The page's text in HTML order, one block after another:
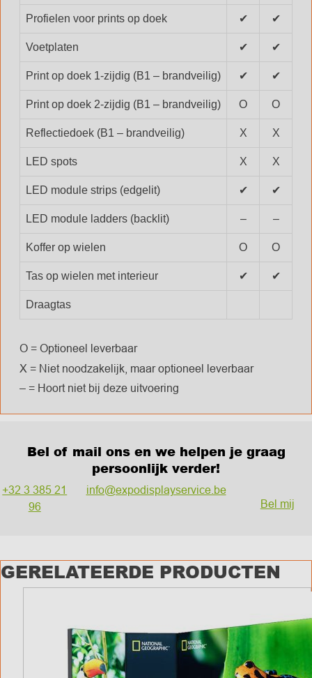
Profielen voor prints op doek ✔ ✔
Voetplaten ✔ ✔
Print op doek 1-zijdig (B1 – brandveilig) ✔ ✔
Print op doek 2-zijdig (B1 – brandveilig) O O
Reflectiedoek (B1 – brandveilig) X X
LED spots X X
LED module strips (edgelit) ✔ ✔
LED module ladders (backlit) – –
Koffer op wielen O O
Tas op wielen met interieur ✔ ✔
Draagtas
O = Optioneel leverbaar
X = Niet noodzakelijk, maar optioneel leverbaar
– = Hoort niet bij deze uitvoering
Bel of mail ons en we helpen je graag
persoonlijk verder!
+32 3 385 21
96
info@expodisplayservice.be
Bel mij
GERELATEERDE PRODUCTEN